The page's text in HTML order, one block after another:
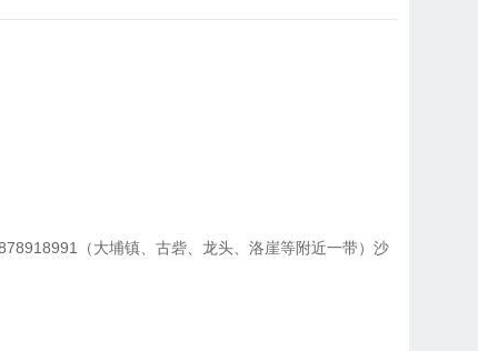
（大埔镇、古砦、龙头、洛崖等附近一带）沙